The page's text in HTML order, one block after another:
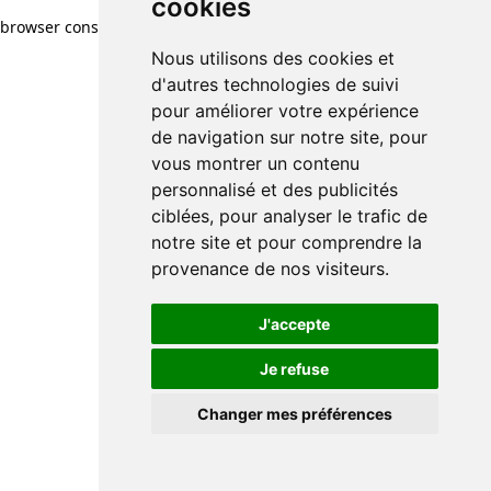
cookies
Nous utilisons des cookies et
d'autres technologies de suivi
pour améliorer votre expérience
de navigation sur notre site, pour
vous montrer un contenu
personnalisé et des publicités
ciblées, pour analyser le trafic de
notre site et pour comprendre la
provenance de nos visiteurs.
J'accepte
Je refuse
Changer mes préférences
browser console for more information)